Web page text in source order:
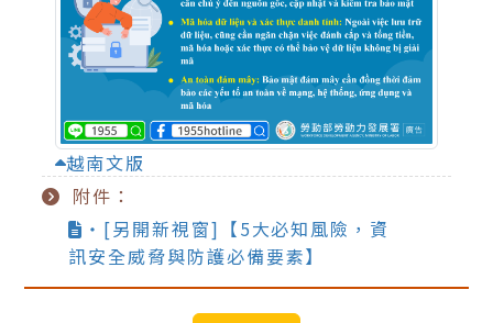
越南文版
附件：
‧[另開新視窗]【5大必知風險，資
訊安全威脅與防護必備要素】